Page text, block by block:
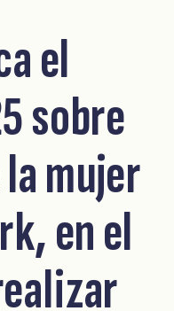
el
sobre
mujer
en el